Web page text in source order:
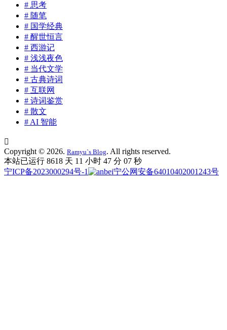
# 思考
# 随笔
# 国学经典
# 醒世恒言
# 西游记
# 浅浅夜色
# 当代文学
# 古典诗词
# 互联网
# 诗词鉴赏
# 散文
# AI 智能

Copyright © 2026. Ramyu`s Blog. All rights reserved.
本站已运行 8618 天 11 小时 47 分 08 秒
宁ICP备2023000294号-1
宁公网安备64010402001243号